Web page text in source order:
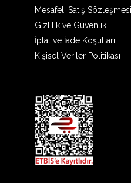
Mesafeli Satış Sözleşmesi
Gizlilik ve Güvenlik
İptal ve İade Koşulları
Kişisel Veriler Politikası